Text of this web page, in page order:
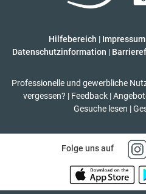
Hilfebereich | Impressum
Datenschutzinformation |
Professionelle und gewerbliche
vergessen? | Feedback |
Gesuche lesen |
Folge uns auf